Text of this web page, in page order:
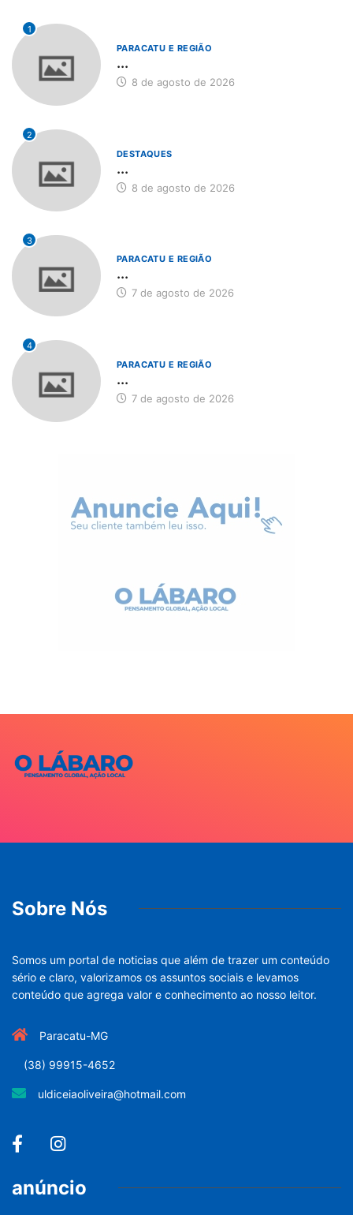
1
PARACATU E REGIÃO
...
8 de agosto de 2026
2
DESTAQUES
...
8 de agosto de 2026
3
PARACATU E REGIÃO
...
7 de agosto de 2026
4
PARACATU E REGIÃO
...
7 de agosto de 2026
Sobre Nós
Somos um portal de noticias que além de trazer um conteúdo
sério e claro, valorizamos os assuntos sociais e levamos
conteúdo que agrega valor e conhecimento ao nosso leitor.
Paracatu-MG
(38) 99915-4652
uldiceiaoliveira@hotmail.com
anúncio